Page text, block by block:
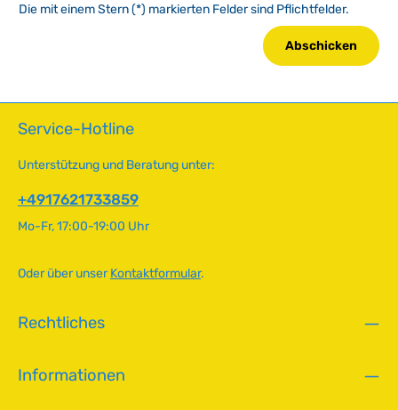
Die mit einem Stern (*) markierten Felder sind Pflichtfelder.
Abschicken
Service-Hotline
Unterstützung und Beratung unter:
+4917621733859
Mo-Fr, 17:00-19:00 Uhr
Oder über unserKontaktformular.
Rechtliches
Informationen